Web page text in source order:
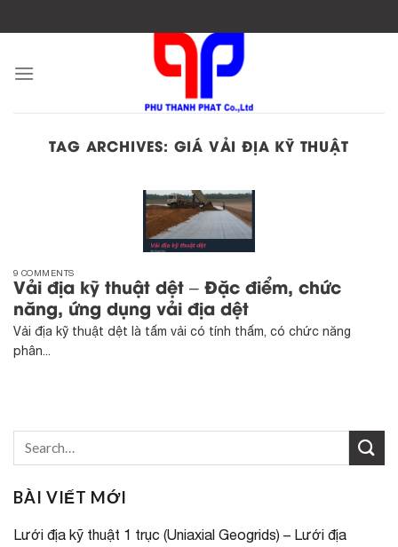
to
TAG ARCHIVES: GIÁ VẢI ĐỊA KỸ THUẬT
Vải địa kỹ thuật dệt – Đặc điểm, chức
năng, ứng dụng vải địa dệt
Vải địa kỹ thuật dệt là tấm vải có tính thấm, có chức năng
phân...
9 COMMENTS
BÀI VIẾT MỚI
Lưới địa kỹ thuật 1 trục (Uniaxial Geogrids) – Lưới địa